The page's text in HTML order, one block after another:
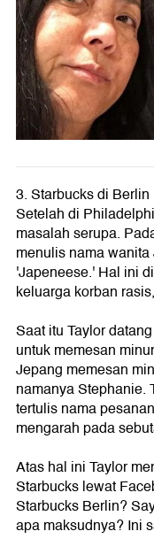
3. Starbucks di Berlin
Setelah di
masalah serupa.
menulis nama
'Japeneese.' Hal ini
keluarga korban
Saat itu Taylor
untuk memesan
Jepang memesan
namanya Stephanie.
tertulis nama
mengarah pada
Atas hal ini Taylor
Starbucks lewat
Starbucks Berlin?
apa maksudnya? Ini